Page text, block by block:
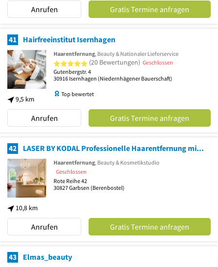
Anrufen Gratis Termine anfragen
41 Hairfreeinstitut Isernhagen
9,5 km
Haarentfernung, Beauty & Nationaler Lieferservice
5 von 5 Sternen
(20 Bewertungen) Geschlossen
Gutenbergstr. 4
30916 Isernhagen (Niedernhägener Bauerschaft)
Top bewertet
Anrufen Gratis Termine anfragen
42 LASER BY KODAL Professionelle Haarentfernung mit Vacuum Dioden-Laser Garbsen
10,8 km
Haarentfernung, Beauty & Kosmetikstudio
Geschlossen
Rote Reihe 42
30827Garbsen (Berenbostel)
Anrufen Gratis Termine anfragen
43 Elmas_beauty